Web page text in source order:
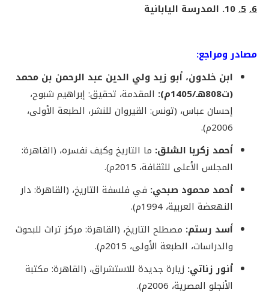
6.
5.
مصادر ومراجع:
ابن خلدون، أبو زيد ولي الدين عبد الرحمن بن محمد
(ت808هـ/1405م):
المقدمة، تحقيق: إبراهيم شبوح،
إحسان عباس، (تونس: القيروان للنشر، الطبعة الأولى،
2006م).
أحمد زكريا الشلق: ما التاريخ وكيف نفسره، (القاهرة:
المجلس الأعلى للثقافة، 2015م).
أحمد محمود صبحي: في فلسفة التاريخ، (القاهرة: دار
النهعضة العربية، 1994م).
أسد رستم: مصطلح التاريخ، (القاهرة: مركز تراث للبحوث
والدراسات، الطبعة الأولى، 2015م).
أنور زناتي: زيارة جديدة للاستشراق، (القاهرة: مكتبة
الأنجلو المصرية، 2006م).